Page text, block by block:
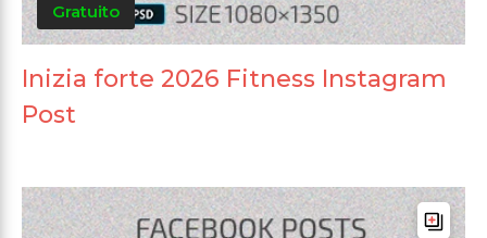
Gratuito
Inizia forte 2026 Fitness Instagram
Post